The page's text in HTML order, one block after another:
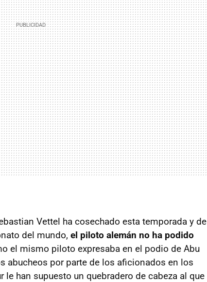
Vettel ha cosechado esta temporada y de
del mundo, el piloto alemán no ha podido
el mismo piloto expresaba en el podio de Abu
abucheos por parte de los aficionados en los
le han supuesto un quebradero de cabeza al que